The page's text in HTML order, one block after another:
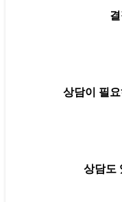
상담이 필
상담도